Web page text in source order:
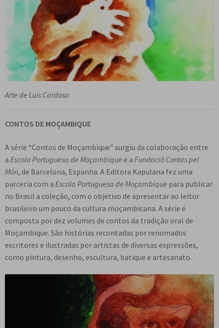
Arte de Luis Cardoso
CONTOS DE MOÇAMBIQUE
A série “Contos de Moçambique” surgiu da colaboração entre
a Escola Portuguesa de Moçambique e a Fundació Contes pel
Món, de Barcelona, Espanha. A Editora Kapulana fez uma
parceria com a Escola Portuguesa de Moçambique para publicar
no Brasil a coleção, com o objetivo de apresentar ao leitor
brasileiro um pouco da cultura moçambicana. A série é
composta por dez volumes de contos da tradição oral de
Moçambique. São histórias recontadas por renomados
escritores e ilustradas por artistas de diversas expressões,
como pintura, desenho, escultura, batique e artesanato.